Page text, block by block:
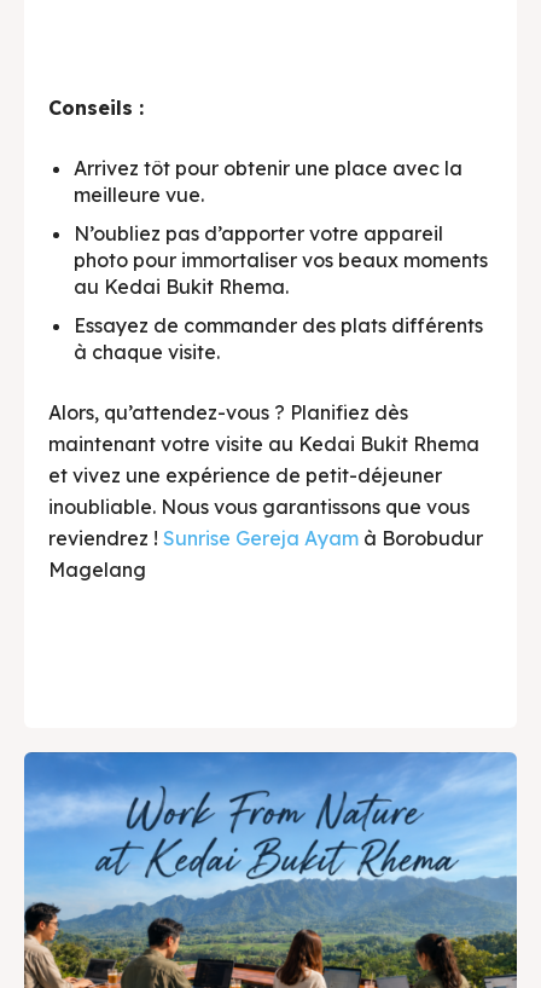
Conseils :
Arrivez tôt pour obtenir une place avec la
meilleure vue.
N’oubliez pas d’apporter votre appareil
photo pour immortaliser vos beaux moments
au Kedai Bukit Rhema.
Essayez de commander des plats différents
à chaque visite.
Alors, qu’attendez-vous ? Planifiez dès
maintenant votre visite au Kedai Bukit Rhema
et vivez une expérience de petit-déjeuner
inoubliable. Nous vous garantissons que vous
reviendrez ! Sunrise Gereja Ayam à Borobudur
Magelang